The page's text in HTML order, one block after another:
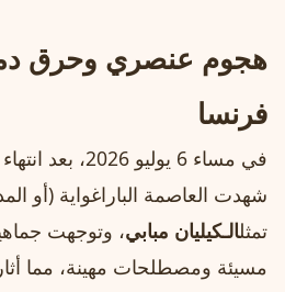
هجوم عنصري وحرق
فرنسا
في مساء 6 يوليو 2026، بعد انتهاء مباراة
شهدت العاصمة الباراغواية (أو
تمثلالـكيليان مبابي، وتوجهت
مسيئة ومصطلحات مهينة، مما